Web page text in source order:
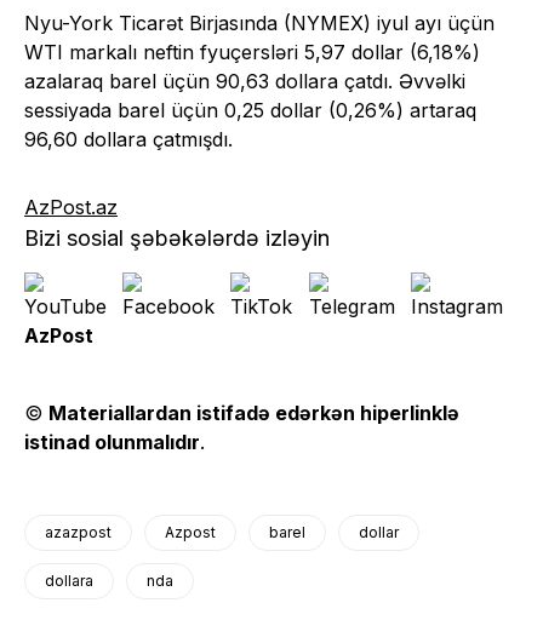
Nyu-York Ticarət Birjasında (NYMEX) iyul ayı üçün
WTI markalı neftin fyuçersləri 5,97 dollar (6,18%)
azalaraq barel üçün 90,63 dollara çatdı. Əvvəlki
sessiyada barel üçün 0,25 dollar (0,26%) artaraq
96,60 dollara çatmışdı.
AzPost.az
Bizi sosial şəbəkələrdə izləyin
AzPost
© Materiallardan istifadə edərkən hiperlinklə
istinad olunmalıdır.
azazpost Azpost barel dollar
dollara nda